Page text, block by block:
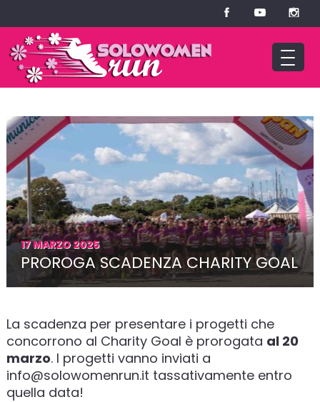
17 MARZO 2025
PROROGA SCADENZA CHARITY GOAL
La scadenza per presentare i progetti che
concorrono al Charity Goal è prorogata al 20
marzo. I progetti vanno inviati a
info@solowomenrun.it tassativamente entro
quella data!